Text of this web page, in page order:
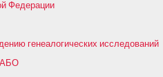
Федерации
генеалогических исследований